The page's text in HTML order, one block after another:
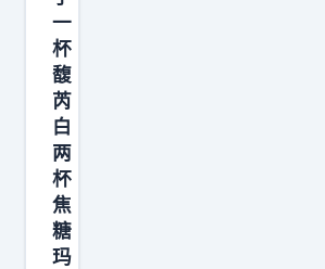
间
，
因
为
你
从
中
得
到
一
杯
馥
芮
白
两
杯
焦
糖
玛